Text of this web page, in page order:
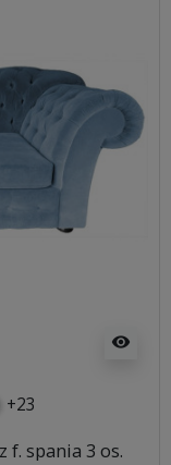
visibility
+23
f. spania 3 os.